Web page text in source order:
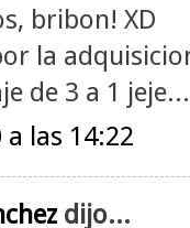
bribon! XD
la
de 3 a 1
a las 14:22
dijo...